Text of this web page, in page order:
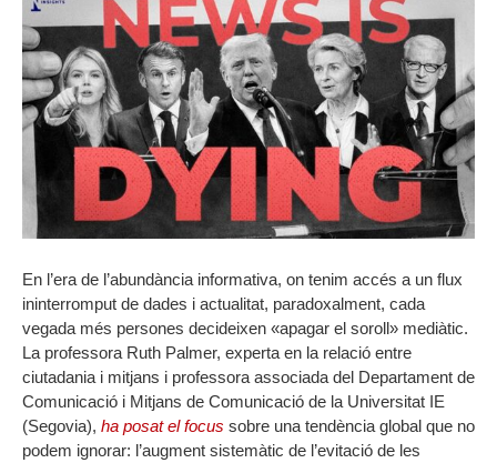
En l’era de l’abundància informativa, on tenim accés a un flux
ininterromput de dades i actualitat, paradoxalment, cada
vegada més persones decideixen «apagar el soroll» mediàtic.
La professora Ruth Palmer, experta en la relació entre
ciutadania i mitjans i professora associada del Departament de
Comunicació i Mitjans de Comunicació de la Universitat IE
(Segovia), ha posat el focus sobre una tendència global que no
podem ignorar: l’augment sistemàtic de l’evitació de les